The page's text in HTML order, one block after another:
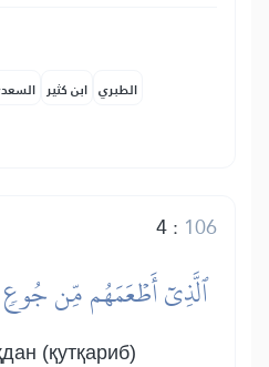
ابن كثير الطبري
4: 106
ٱلَّذِيٓ أَطۡعَمَهُم مِّن
(қутқариб)